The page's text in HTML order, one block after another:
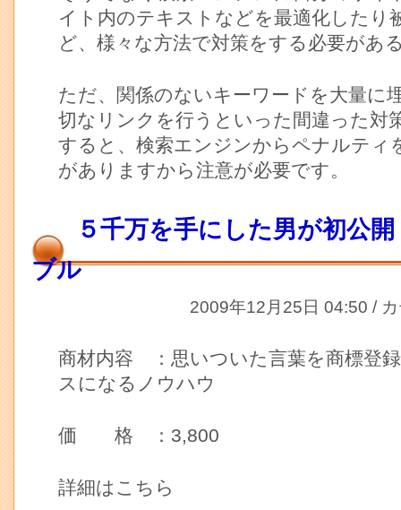
イト内のテキストなどを最適化したり
ど、様々な方法で対策をする必要があ
ただ、関係のないキーワードを大量に
切なリンクを行うといった間違った対
すると、検索エンジンからペナルティ
がありますから注意が必要です。
５千万を手にした男が初公
ブル
2009年12月25日 04:50 /
商材内容 ：思いついた言葉を商標登
スになるノウハウ
価 格 ：3,800
詳細はこちら